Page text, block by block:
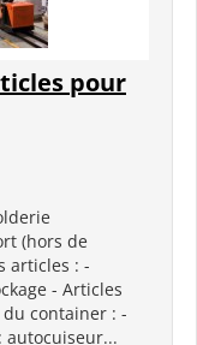
pour
(hors de
articles : -
- Articles
container : -
autocuiseur...